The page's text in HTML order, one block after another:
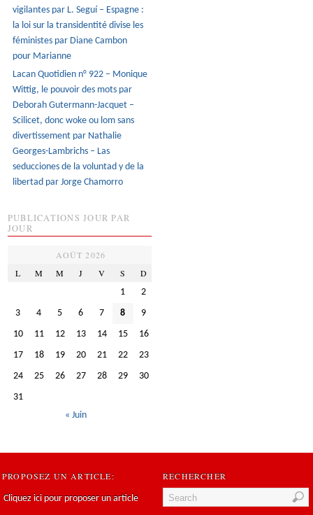
vigilantes par L. Seguí – Espagne :
la loi sur la transidentité divise les
féministes par Diane Cambon
pour Marianne
Lacan Quotidien n° 922 – Monique
Wittig, le pouvoir des mots par
Deborah Gutermann-Jacquet –
Scilicet, donc woke ou lom sans
divertissement par Nathalie
Georges-Lambrichs – Las
seducciones de la voluntad y de la
libertad par Jorge Chamorro
PUBLICATIONS JOUR PAR
JOUR
AOÛT 2026
L
M M J V S D
1
2
3
4 5 6 7 8
9
10
11 12 13 14 15
16
17
18 19 20 21 22
23
24
25 26 27 28 29
30
31
« Juin
PROPOSEZ UN ARTICLE:
Cliquez ici pour proposer un article
RECHERCHER